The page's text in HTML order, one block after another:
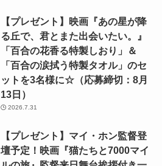
【プレゼント】映画『あの星が降
る丘で、君とまた出会いたい。』
「百合の花香る特製しおり」＆
「百合の涙拭う特製タオル」のセ
ットを3名様に☆（応募締切：8月
13日）
2026.7.31
【プレゼント】マイ・ホン監督登
壇予定！映画『猫たちと7000マイ